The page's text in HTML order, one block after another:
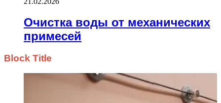
Очистка воды от механических
примесей
Block Title